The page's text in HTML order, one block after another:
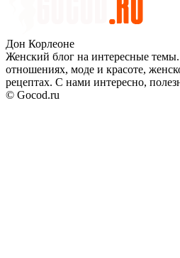
Дон Корлеоне
Женский блог на интересные
отношениях, моде и красоте,
рецептах. С нами интересно,
© Gocod.ru